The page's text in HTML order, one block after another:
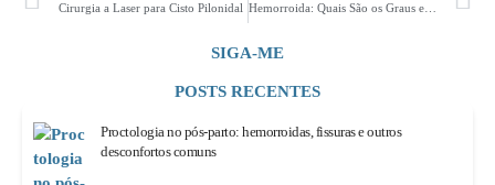
Cirurgia a Laser para Cisto Pilonidal Hemorroida: Quais São os Graus e Tipos?
SIGA-ME
POSTS RECENTES
Proctologia no pós-parto: hemorroidas, fissuras e outros
desconfortos comuns